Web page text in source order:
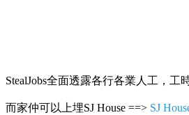
StealJobs全面透露各行各業人工，
而家仲可以上埋SJ House ==> SJ